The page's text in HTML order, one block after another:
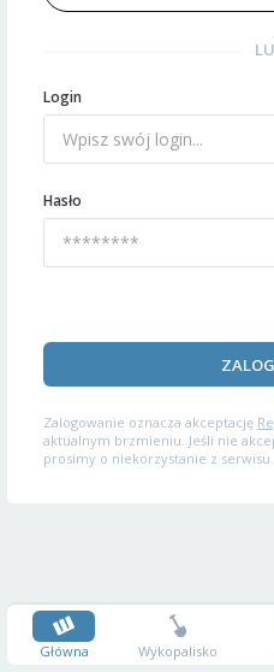
Login
Hasło
Zalogowanie oznacza akceptację
aktualnym brzmieniu. Jeśli nie
prosimy o niekorzystanie z serwisu.
Główna Wykopalisko